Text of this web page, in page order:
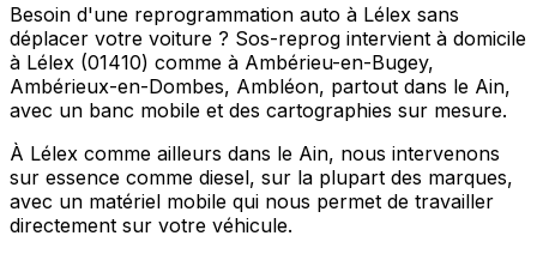
Besoin d'une reprogrammation auto à Lélex sans
déplacer votre voiture ? Sos-reprog intervient à domicile
à Lélex (01410) comme à Ambérieu-en-Bugey,
Ambérieux-en-Dombes, Ambléon, partout dans le Ain,
avec un banc mobile et des cartographies sur mesure.
À Lélex comme ailleurs dans le Ain, nous intervenons
sur essence comme diesel, sur la plupart des marques,
avec un matériel mobile qui nous permet de travailler
directement sur votre véhicule.